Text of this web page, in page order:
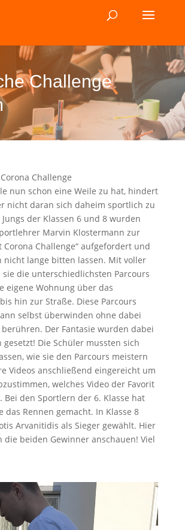
Challenge
Challenge
nun schon eine Weile zu hat, hindert
nicht daran sich daheim sportlich zu
der Klassen 6 und 8 wurden
Marvin Klostermann zur
Corona Challenge“ aufgefordert und
nicht lange bitten lassen. Mit voller
sie die unterschiedlichsten Parcours
eigene Wohnung über das
hin zur Straße. Diese Parcours
selbst überwinden ohne dabei
Der Fantasie wurden dabei
gesetzt! Die Schüler mussten sich
wie sie den Parcours meistern
Videos anschließend eingereicht um
welches Video der Favorit
Bei den Sportlern der 6. Klasse hat
das Rennen gemacht. In Klasse 8
Arvanitidis als Sieger gewählt. Hier
die beiden Gewinner anschauen! Viel